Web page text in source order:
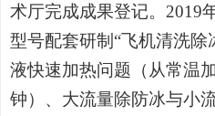
术厅完成成果登记。2019
型号配套研制“飞机清洗除
液快速加热问题（从常温
钟）、大流量除防冰与小